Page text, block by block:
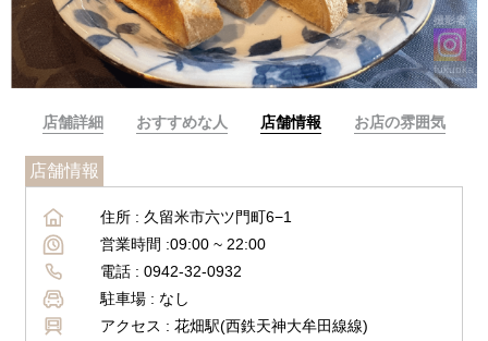
撮影者
店舗詳細 おすすめな人 店舗情報 お店の雰囲気
店舗情報
住所 : 久留米市六ツ門町6−1
営業時間 :09:00 ~ 22:00
電話 : 0942-32-0932
駐車場 : なし
アクセス : 花畑駅(西鉄天神大牟田線線)